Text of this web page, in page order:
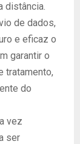
distância.
de dados,
e eficaz o
garantir o
tratamento,
do
vez
ser